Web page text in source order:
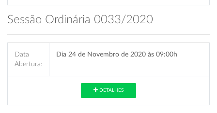
Sessão Ordinária 0033/2020
Data
Abertura:
Dia 24 de Novembro de 2020 às 09:00h
DETALHES